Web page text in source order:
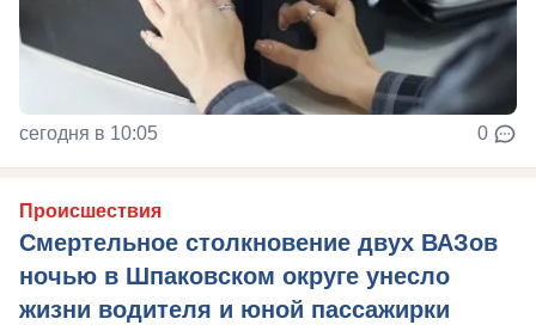
сегодня в 10:05 0
Происшествия
Смертельное столкновение двух ВАЗов
ночью в Шпаковском округе унесло
жизни водителя и юной пассажирки